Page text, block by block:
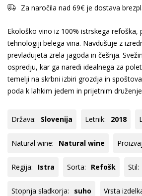
Za naročila nad 69€ je dostava
Ekološko vino iz 100% istrskega refoška,
tehnologiji belega vina. Navdušuje z
prevladujeta zrela jagoda in češnja.
ospredju, kar ga naredi idealnega za
temelji na skrbni izbiri grozdja in
poda k lahkim jedem in prijetnim
Država: Slovenija Letnik: 2018
Natural wine: Natural wine
Regija: Istra Sorta: Refošk Stil:
Stopnja sladkorja: suho Vrsta